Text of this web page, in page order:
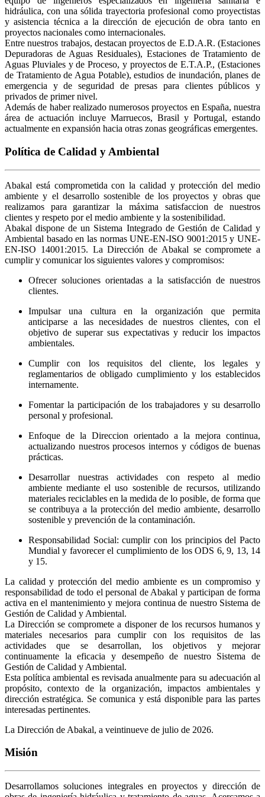
hidráulica, con una sólida trayectoria profesional como proyectistas
y asistencia técnica a la dirección de ejecución de obra tanto en
proyectos nacionales como internacionales.
Entre nuestros trabajos, destacan proyectos de E.D.A.R. (Estaciones
Depuradoras de Aguas Residuales), Estaciones de Tratamiento de
Aguas Pluviales y de Proceso, y proyectos de E.T.A.P., (Estaciones
de Tratamiento de Agua Potable), estudios de inundación, planes de
emergencia y de seguridad de presas para clientes públicos y
privados de primer nivel.
Además de haber realizado numerosos proyectos en España, nuestra
área de actuación incluye Marruecos, Brasil y Portugal, estando
actualmente en expansión hacia otras zonas geográficas emergentes.
Política de Calidad y Ambiental
Abakal está comprometida con la calidad y protección del medio
ambiente y el desarrollo sostenible de los proyectos y obras que
realizamos para garantizar la máxima satisfaccion de nuestros
clientes y respeto por el medio ambiente y la sostenibilidad.
Abakal dispone de un Sistema Integrado de Gestión de Calidad y
Ambiental basado en las normas UNE-EN-ISO 9001:2015 y UNE-
EN-ISO 14001:2015. La Dirección de Abakal se compromete a
cumplir y comunicar los siguientes valores y compromisos:
Ofrecer soluciones orientadas a la satisfacción de nuestros
clientes.
Impulsar una cultura en la organización que permita
anticiparse a las necesidades de nuestros clientes, con el
objetivo de superar sus expectativas y reducir los impactos
ambientales.
Cumplir con los requisitos del cliente, los legales y
reglamentarios de obligado cumplimiento y los establecidos
internamente.
Fomentar la participación de los trabajadores y su desarrollo
personal y profesional.
Enfoque de la Direccion orientado a la mejora continua,
actualizando nuestros procesos internos y códigos de buenas
prácticas.
Desarrollar nuestras actividades con respeto al medio
ambiente mediante el uso sostenible de recursos, utilizando
materiales reciclables en la medida de lo posible, de forma que
se contribuya a la protección del medio ambiente, desarrollo
sostenible y prevención de la contaminación.
Responsabilidad Social: cumplir con los principios del Pacto
Mundial y favorecer el cumplimiento de los ODS 6, 9, 13, 14
y 15.
La calidad y protección del medio ambiente es un compromiso y
responsabilidad de todo el personal de Abakal y participan de forma
activa en el mantenimiento y mejora continua de nuestro Sistema de
Gestión de Calidad y Ambiental.
La Dirección se compromete a disponer de los recursos humanos y
materiales necesarios para cumplir con los requisitos de las
actividades que se desarrollan, los objetivos y mejorar
continuamente la eficacia y desempeño de nuestro Sistema de
Gestión de Calidad y Ambiental.
Esta política ambiental es revisada anualmente para su adecuación al
propósito, contexto de la organización, impactos ambientales y
dirección estratégica. Se comunica y está disponible para las partes
interesadas pertinentes.
La Dirección de Abakal, a veintinueve de julio de 2026.
Misión
Desarrollamos soluciones integrales en proyectos y dirección de